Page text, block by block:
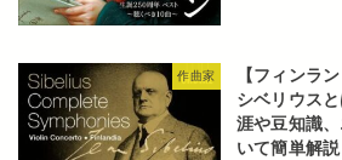
作曲家
【フィンラ
シベリウス
涯や豆知識
いて簡単解説